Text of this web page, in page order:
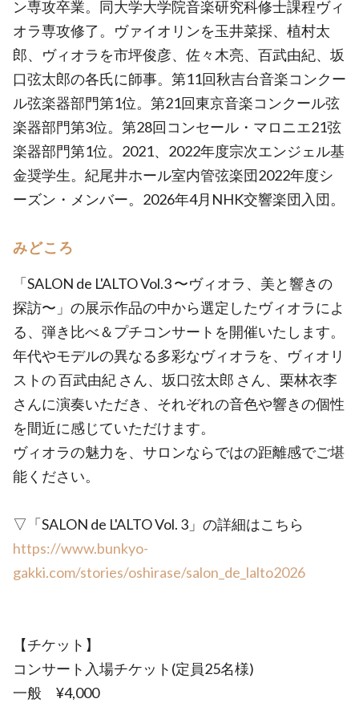
ン専攻卒業。同大学大学院音楽研究科修士課程ヴィ
オラ専攻修了。ヴァイオリンを玉井菜採、植村太
郎、ヴィオラを市坪俊彦、佐々木亮、百武由紀、坂
口弦太郎の各氏に師事。第11回秋吉台音楽コンクー
ル弦楽器部門第1位。第21回東京音楽コンクール弦
楽器部門第3位。第28回コンセール・マロニエ21弦
楽器部門第1位。2021、2022年度宗次エンジェル基
金奨学生。紀尾井ホール室内管弦楽団2022年度シ
ーズン・メンバー。2026年4月NHK交響楽団入団。
みどころ
「SALON de L'ALTO Vol.3 〜ヴィオラ、美と響きの
探訪〜」の展示作品の中から選定したヴィオラによ
る、弾き比べ＆プチコンサートを開催いたします。
年代やモデルの異なる多彩なヴィオラを、ヴィオリ
ストの 百武由紀 さん、坂口弦太郎 さん、栗林衣李
さんに演奏いただき、それぞれの音色や響きの個性
を間近に感じていただけます。
ヴィオラの魅力を、サロンならではの距離感でご堪
能ください。
▽「SALON de L'ALTO Vol. 3」の詳細はこちら
https://www.bunkyo-
gakki.com/stories/oshirase/salon_de_lalto2026
【チケット】
コンサート入場チケット(定員25名様)
一般 ¥4,000